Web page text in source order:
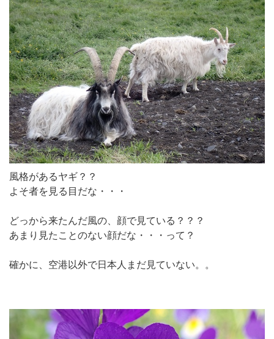
風格があるヤギ？？
よそ者を見る目だな・・・
どっから来たんだ風の、顔で見ている？？？
あまり見たことのない顔だな・・・って？
確かに、空港以外で日本人まだ見ていない。。